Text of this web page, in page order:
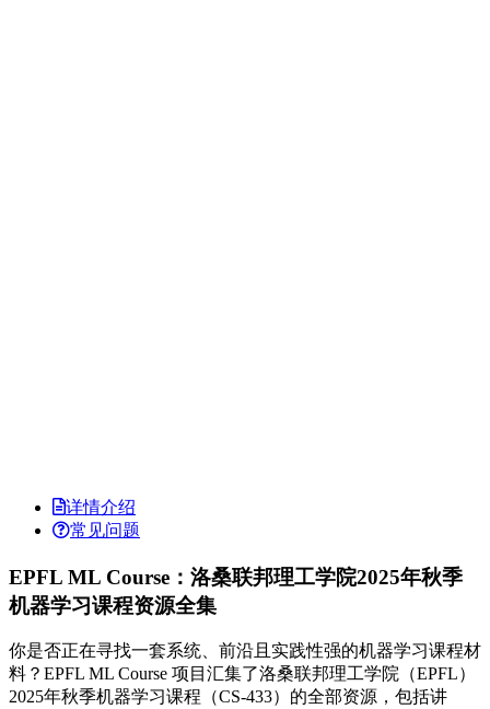
详情介绍
常见问题
EPFL ML Course：洛桑联邦理工学院2025年秋季
机器学习课程资源全集
你是否正在寻找一套系统、前沿且实践性强的机器学习课程材
料？EPFL ML Course 项目汇集了洛桑联邦理工学院（EPFL）
2025年秋季机器学习课程（CS-433）的全部资源，包括讲